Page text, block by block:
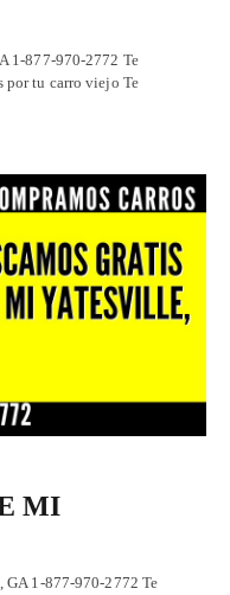
1-877-970-2772 Te
por tu carro viejo Te
MI
1-877-970-2772 Te